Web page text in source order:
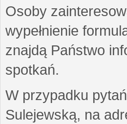
Osoby
wypełnienie
znajdą Państwo
spotkań.
W przypadku
Sulejewską, na